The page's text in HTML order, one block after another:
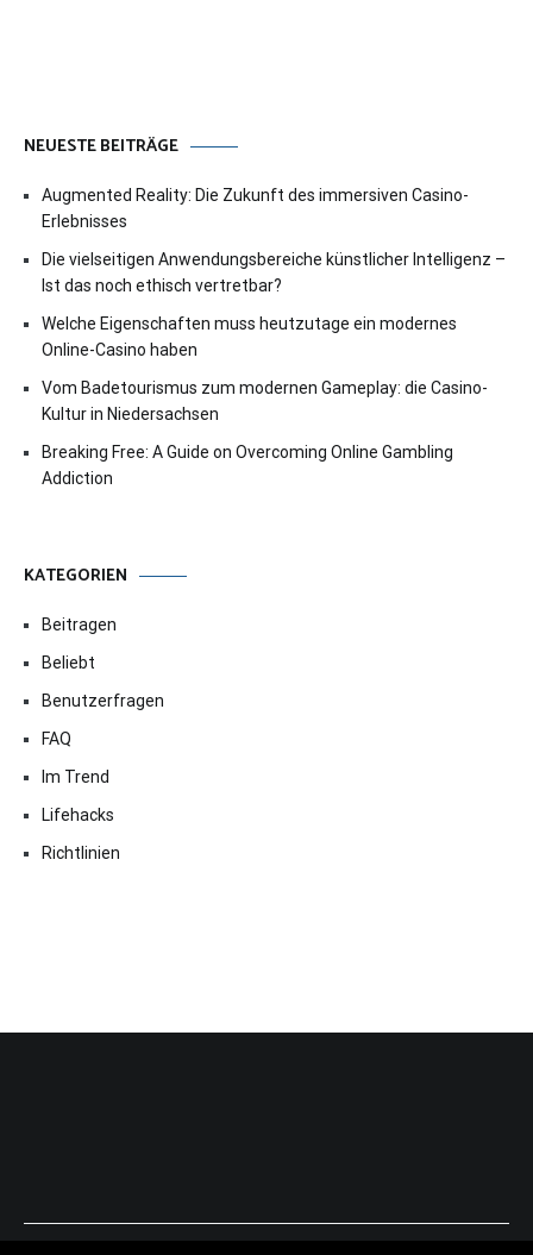
NEUESTE BEITRÄGE
Augmented Reality: Die Zukunft des immersiven Casino-
Erlebnisses
Die vielseitigen Anwendungsbereiche künstlicher Intelligenz –
Ist das noch ethisch vertretbar?
Welche Eigenschaften muss heutzutage ein modernes
Online-Casino haben
Vom Badetourismus zum modernen Gameplay: die Casino-
Kultur in Niedersachsen
Breaking Free: A Guide on Overcoming Online Gambling
Addiction
KATEGORIEN
Beitragen
Beliebt
Benutzerfragen
FAQ
Im Trend
Lifehacks
Richtlinien